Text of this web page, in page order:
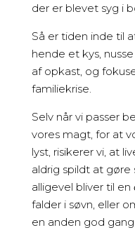
der er blevet syg i
Så er tiden inde til
hende et kys,
af opkast, og
familiekrise.
Selv når vi passer
vores magt, for at
lyst, risikerer vi, at
aldrig spildt at
alligevel bliver til en
falder i søvn, eller
en anden god gang.